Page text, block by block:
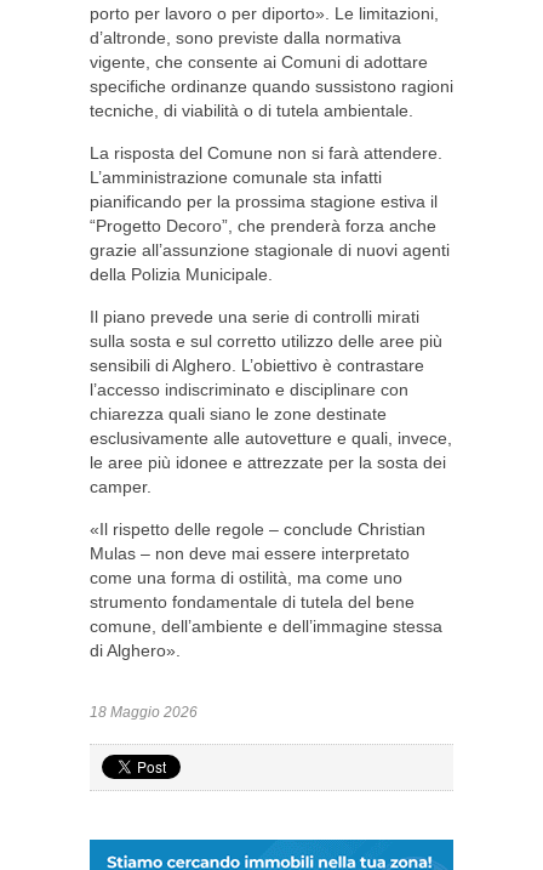
porto per lavoro o per diporto». Le limitazioni,
d’altronde, sono previste dalla normativa
vigente, che consente ai Comuni di adottare
specifiche ordinanze quando sussistono ragioni
tecniche, di viabilità o di tutela ambientale.
La risposta del Comune non si farà attendere.
L’amministrazione comunale sta infatti
pianificando per la prossima stagione estiva il
“Progetto Decoro”, che prenderà forza anche
grazie all’assunzione stagionale di nuovi agenti
della Polizia Municipale.
Il piano prevede una serie di controlli mirati
sulla sosta e sul corretto utilizzo delle aree più
sensibili di Alghero. L’obiettivo è contrastare
l’accesso indiscriminato e disciplinare con
chiarezza quali siano le zone destinate
esclusivamente alle autovetture e quali, invece,
le aree più idonee e attrezzate per la sosta dei
camper.
«Il rispetto delle regole – conclude Christian
Mulas – non deve mai essere interpretato
come una forma di ostilità, ma come uno
strumento fondamentale di tutela del bene
comune, dell’ambiente e dell’immagine stessa
di Alghero».
18 Maggio 2026